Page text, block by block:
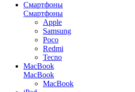
Смартфоны
Смартфоны
Apple
Samsung
Poco
Redmi
Tecno
MacBook
MacBook
MacBook